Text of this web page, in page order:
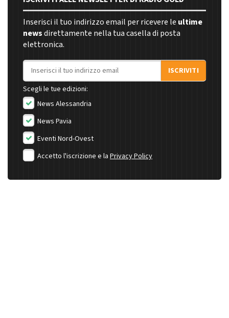
Inserisci il tuo indirizzo email per ricevere le ultime
newsdirettamente nella tua casella di posta
elettronica.
Indirizzo email
ISCRIVITI
Scegli le tue edizioni:
News Alessandria
News Pavia
Eventi Nord-Ovest
Accetto l'iscrizione e la Privacy Policy